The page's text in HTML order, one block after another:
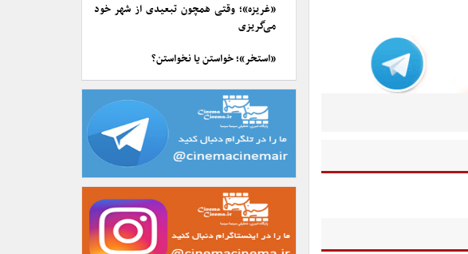
«غریزه»؛ وقتی همچون تبعیدی از شهر خود
می‌گریزی
«استخر»؛ خواستن یا نخواستن؟